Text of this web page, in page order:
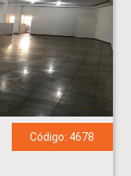
Código: 4678